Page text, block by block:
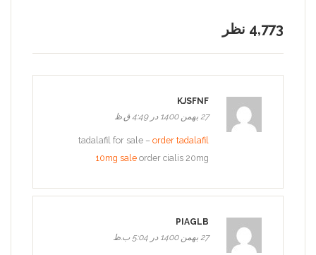
4,773 نظر
KJSFNF
27 بهمن 1400 در 4:49 ق.ظ
tadalafil for sale – order tadalafil
10mg sale order cialis 20mg
PIAGLB
27 بهمن 1400 در 5:04 ب.ظ